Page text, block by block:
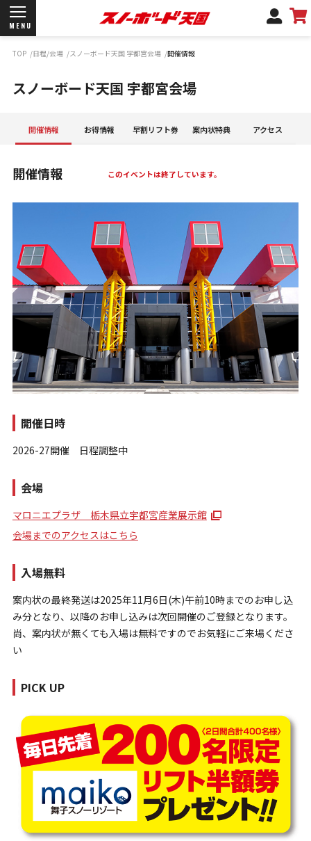
MENU
商品情報
お知らせ
よくあるご質問
商品保証
新規会員登録
ログイン
お問い合わせ
特定商取引法に基づく表示
TOP 日程/会場 スノーボード天国 宇都宮会場 開催情報
スノーボード天国 宇都宮会場
開催情報 お得情報 早割リフト券 案内状特典 アクセス
開催情報
開催日時
2026-27開催 日程調整中
会場
マロニエプラザ 栃木県立宇都宮産業展示館
会場までのアクセスはこちら
入場無料
案内状の最終発送は2025年11月6日(木)午前10時までのお申し込
み分となり、以降のお申し込みは次回開催のご登録となります。
尚、案内状が無くても入場は無料ですのでお気軽にご来場くださ
い
PICK UP